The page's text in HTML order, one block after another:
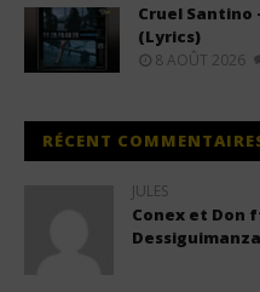
Cruel
(Lyrics)
8 AOÛT 2026
RÉCENT
JULES
Conex et Don